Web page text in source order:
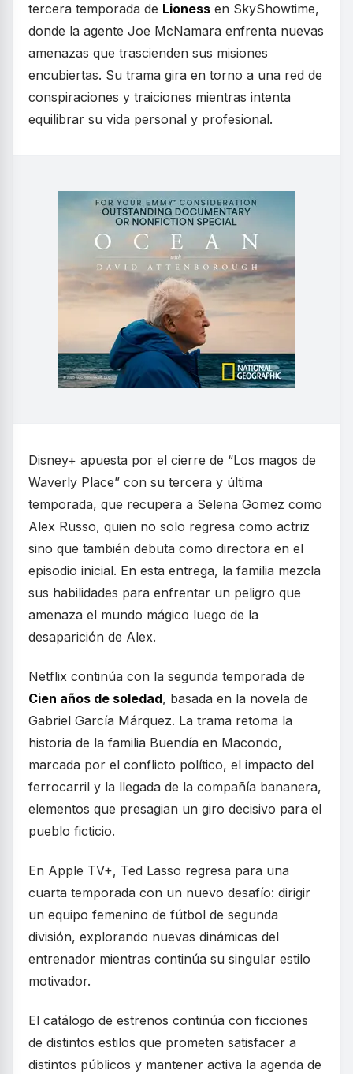
tercera temporada de Lioness en SkyShowtime,
donde la agente Joe McNamara enfrenta nuevas
amenazas que trascienden sus misiones
encubiertas. Su trama gira en torno a una red de
conspiraciones y traiciones mientras intenta
equilibrar su vida personal y profesional.
Disney+ apuesta por el cierre de “Los magos de
Waverly Place” con su tercera y última
temporada, que recupera a Selena Gomez como
Alex Russo, quien no solo regresa como actriz
sino que también debuta como directora en el
episodio inicial. En esta entrega, la familia mezcla
sus habilidades para enfrentar un peligro que
amenaza el mundo mágico luego de la
desaparición de Alex.
Netflix continúa con la segunda temporada de
Cien años de soledad, basada en la novela de
Gabriel García Márquez. La trama retoma la
historia de la familia Buendía en Macondo,
marcada por el conflicto político, el impacto del
ferrocarril y la llegada de la compañía bananera,
elementos que presagian un giro decisivo para el
pueblo ficticio.
En Apple TV+, Ted Lasso regresa para una
cuarta temporada con un nuevo desafío: dirigir
un equipo femenino de fútbol de segunda
división, explorando nuevas dinámicas del
entrenador mientras continúa su singular estilo
motivador.
El catálogo de estrenos continúa con ficciones
de distintos estilos que prometen satisfacer a
distintos públicos y mantener activa la agenda de